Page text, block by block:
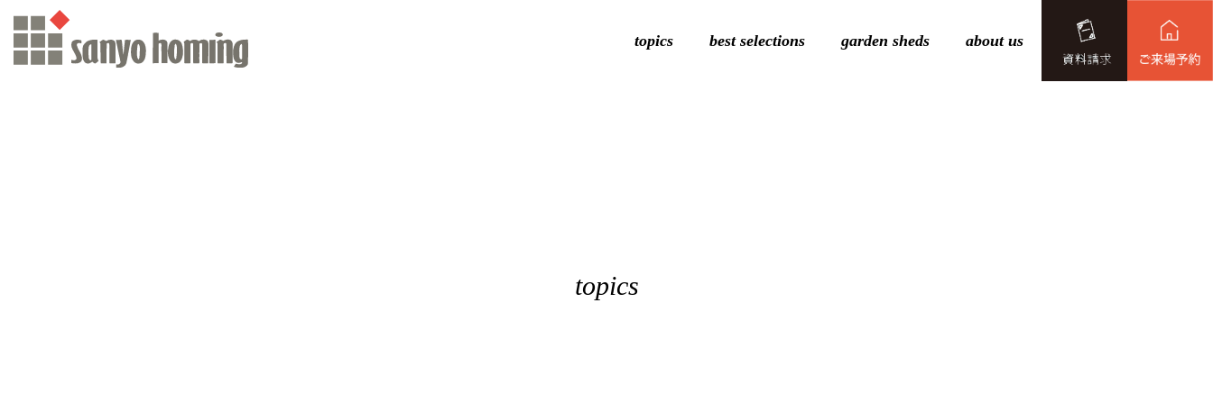
topics best selections garden sheds about us
topics